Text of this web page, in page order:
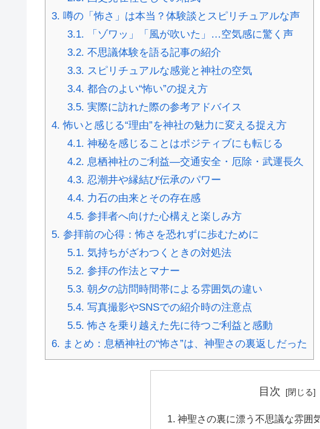
3. 噂の「怖さ」は本当？体験談とスピリチュアルな声
3.1. 「ゾワッ」「風が吹いた」…空気感に驚く声
3.2. 不思議体験を語る記事の紹介
3.3. スピリチュアルな感覚と神社の空気
3.4. 都合のよい“怖い”の捉え方
3.5. 実際に訪れた際の参考アドバイス
4. 怖いと感じる“理由”を神社の魅力に変える捉え方
4.1. 神秘を感じることはポジティブにも転じる
4.2. 息栖神社のご利益—交通安全・厄除・武運長久
4.3. 忍潮井や縁結び伝承のパワー
4.4. 力石の由来とその存在感
4.5. 参拝者へ向けた心構えと楽しみ方
5. 参拝前の心得：怖さを恐れずに歩むために
5.1. 気持ちがざわつくときの対処法
5.2. 参拝の作法とマナー
5.3. 朝夕の訪問時間帯による雰囲気の違い
5.4. 写真撮影やSNSでの紹介時の注意点
5.5. 怖さを乗り越えた先に待つご利益と感動
6. まとめ：息栖神社の“怖さ”は、神聖さの裏返しだった
目次
神聖さの裏に漂う不思議な雰囲